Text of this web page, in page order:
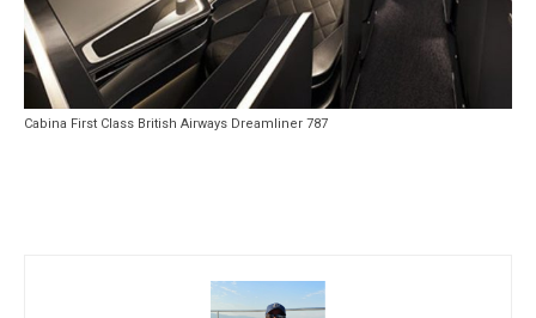
Cabina First Class British Airways Dreamliner 787